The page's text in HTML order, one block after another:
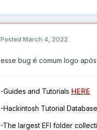
Posted March 4, 2022
esse bug é comum logo
-Guides and Tutorials HERE
-Hackintosh Tutorial
-The largest EFI folder